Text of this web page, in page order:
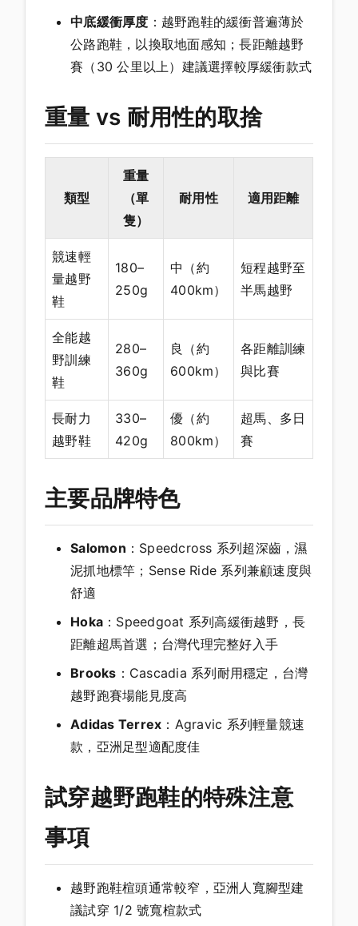
中底緩衝厚度 ：越野跑鞋的緩衝普遍薄於
公路跑鞋，以換取地面感知；長距離越野
賽（30 公里以上）建議選擇較厚緩衝款式
重量 vs 耐用性的取捨
類型
重量
（單
隻）
耐用性 適用距離
競速輕
量越野
鞋
180–
250g
中（約
400km）
短程越野至
半馬越野
全能越
野訓練
鞋
280–
360g
良（約
600km）
各距離訓練
與比賽
長耐力
越野鞋
330–
420g
優（約
800km）
超馬、多日
賽
主要品牌特色
Salomon ：Speedcross 系列超深齒，濕
泥抓地標竿；Sense Ride 系列兼顧速度與
舒適
Hoka ：Speedgoat 系列高緩衝越野，長
距離超馬首選；台灣代理完整好入手
Brooks ：Cascadia 系列耐用穩定，台灣
越野跑賽場能見度高
Adidas Terrex ：Agravic 系列輕量競速
款，亞洲足型適配度佳
試穿越野跑鞋的特殊注意
事項
越野跑鞋楦頭通常較窄，亞洲人寬腳型建
議試穿 1/2 號寬楦款式